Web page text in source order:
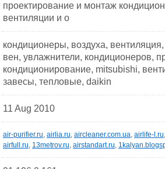
проектирование и монтаж
вентиляции и о
кондиционеры, воздуха,
вен, увлажнители, кондиционеров,
кондиционирование, mitsubishi,
завесы, тепловые, daikin
11 Aug 2010
air-purifier.ru, airlia.ru, aircleaner.com.ua, airlife-l.ru
airfull.ru, 13metrov.ru, airstandart.ru,